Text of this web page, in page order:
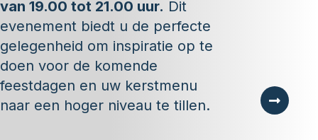
van 19.00 tot 21.00 uur. Dit
evenement biedt u de perfecte
gelegenheid om inspiratie op te
doen voor de komende
feestdagen en uw kerstmenu
naar een hoger niveau te tillen.